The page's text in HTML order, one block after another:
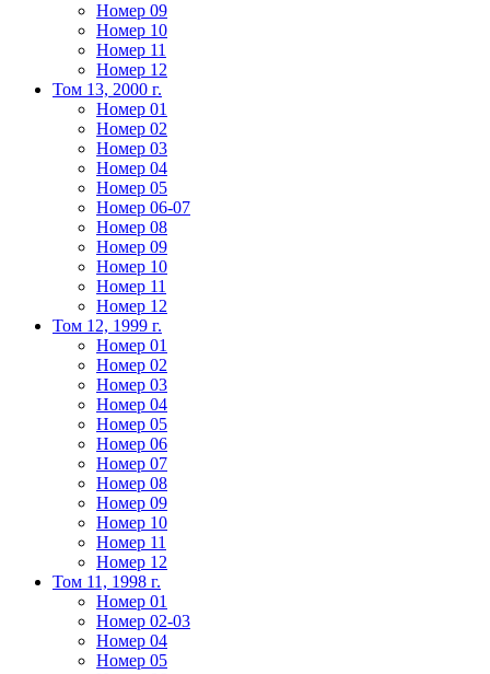
Номер 09
Номер 10
Номер 11
Номер 12
Том 13, 2000 г.
Номер 01
Номер 02
Номер 03
Номер 04
Номер 05
Номер 06-07
Номер 08
Номер 09
Номер 10
Номер 11
Номер 12
Том 12, 1999 г.
Номер 01
Номер 02
Номер 03
Номер 04
Номер 05
Номер 06
Номер 07
Номер 08
Номер 09
Номер 10
Номер 11
Номер 12
Том 11, 1998 г.
Номер 01
Номер 02-03
Номер 04
Номер 05